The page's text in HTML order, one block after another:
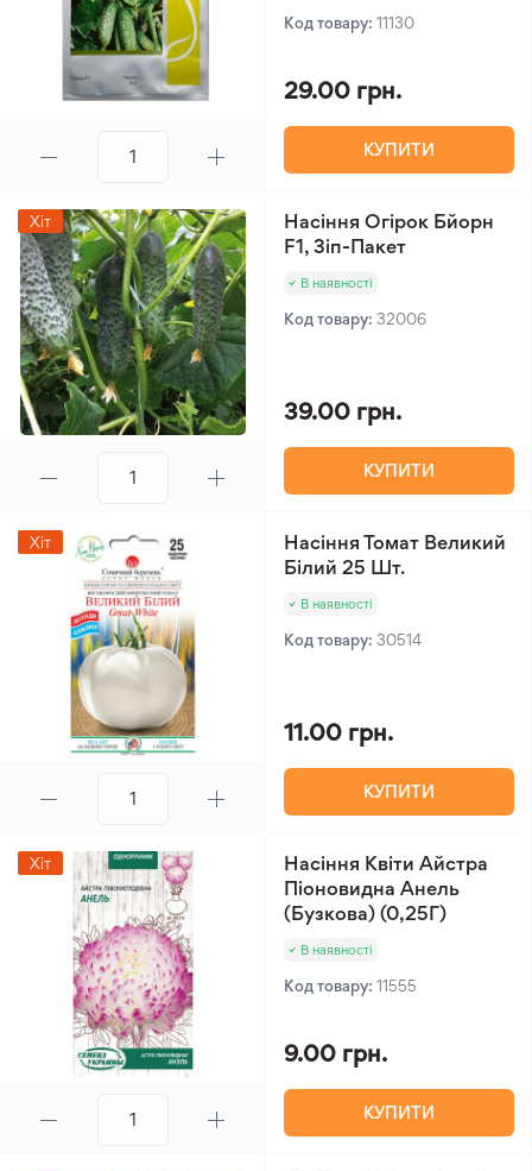
Код товару: 11130
29.00 грн.
КУПИТИ
Хіт
Насіння Огірок Бйорн
F1, Зіп-Пакет
В наявності
Код товару: 32006
39.00 грн.
КУПИТИ
Хіт
Насіння Томат Великий
Білий 25 Шт.
В наявності
Код товару: 30514
11.00 грн.
КУПИТИ
Хіт
Насіння Квіти Айстра
Піоновидна Анель
(Бузкова) (0,25Г)
В наявності
Код товару: 11555
9.00 грн.
КУПИТИ